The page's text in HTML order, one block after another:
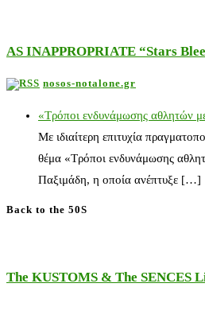
AS INAPPROPRIATE “Stars
nosos-notalone.gr
«Τρόποι ενδυνάμωσης αθλητών
Με ιδιαίτερη επιτυχία
θέμα «Τρόποι ενδυνάμωσης
Παξιμάδη, η οποία ανέπτυξε […]
Back to the 50S
The KUSTOMS & The SENCES